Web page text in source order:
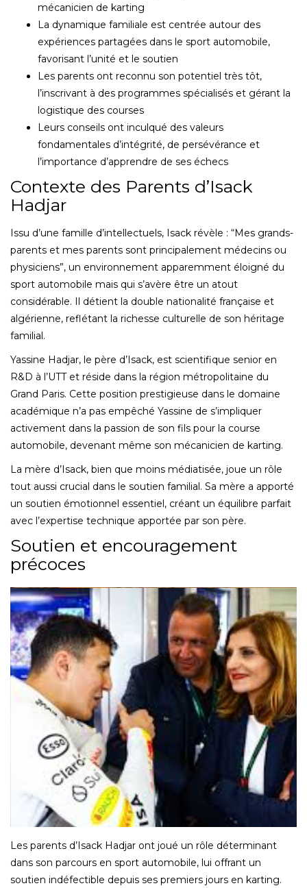
mécanicien de karting
La dynamique familiale est centrée autour des
expériences partagées dans le sport automobile,
favorisant l’unité et le soutien
Les parents ont reconnu son potentiel très tôt,
l’inscrivant à des programmes spécialisés et gérant la
logistique des courses
Leurs conseils ont inculqué des valeurs
fondamentales d’intégrité, de persévérance et
l’importance d’apprendre de ses échecs
Contexte des Parents d’Isack
Hadjar
Issu d’une famille d’intellectuels, Isack révèle : “Mes grands-
parents et mes parents sont principalement médecins ou
physiciens”, un environnement apparemment éloigné du
sport automobile mais qui s’avère être un atout
considérable. Il détient la double nationalité française et
algérienne, reflétant la richesse culturelle de son héritage
familial.
Yassine Hadjar, le père d’Isack, est scientifique senior en
R&D à l’UTT et réside dans la région métropolitaine du
Grand Paris. Cette position prestigieuse dans le domaine
académique n’a pas empêché Yassine de s’impliquer
activement dans la passion de son fils pour la course
automobile, devenant même son mécanicien de karting.
La mère d’Isack, bien que moins médiatisée, joue un rôle
tout aussi crucial dans le soutien familial. Sa mère a apporté
un soutien émotionnel essentiel, créant un équilibre parfait
avec l’expertise technique apportée par son père.
Soutien et encouragement
précoces
Les parents d’Isack Hadjar ont joué un rôle déterminant
dans son parcours en sport automobile, lui offrant un
soutien indéfectible depuis ses premiers jours en karting.